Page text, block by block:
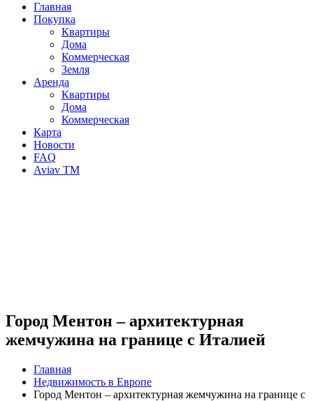
Главная
Покупка
Квартиры
Дома
Коммерческая
Земля
Аренда
Квартиры
Дома
Коммерческая
Карта
Новости
FAQ
Aviav TM
Город Ментон – архитектурная
жемчужина на границе с Италией
Главная
Недвижимость в Европе
Город Ментон – архитектурная жемчужина на границе с